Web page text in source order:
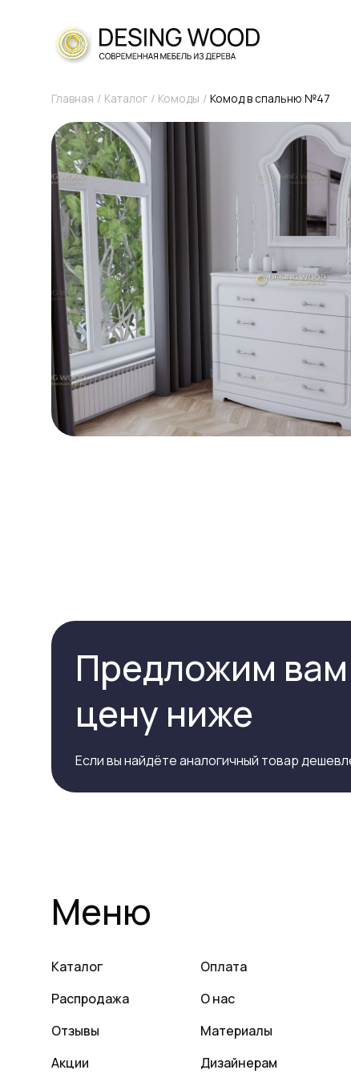
Главная Каталог Комоды Комод в спальню №47
Предложим вам
цену ниже
Если вы найдёте аналогичный товар
Меню
Каталог
Распродажа
Отзывы
Акции
Оплата
О нас
Материалы
Дизайнерам